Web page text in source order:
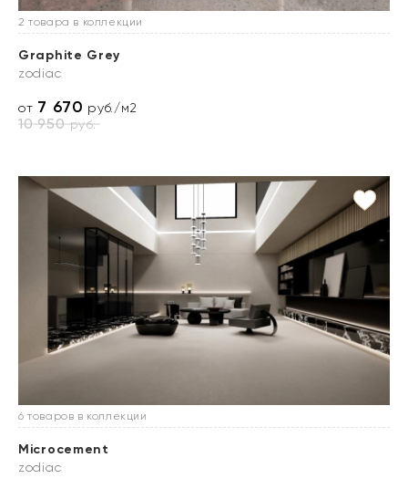
2 товара в коллекции
Graphite Grey
zodiac
от 7 670 руб./м2
10 950руб.
6 товаров в коллекции
Microcement
zodiac